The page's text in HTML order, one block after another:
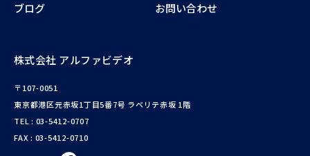
ブログ お問い合わせ
株式会社 アルファビデオ
〒107-0051
東京都港区元赤坂1丁目5番7号 ラベリテ赤坂 1階
TEL : 03-5412-0707
FAX : 03-5412-0710